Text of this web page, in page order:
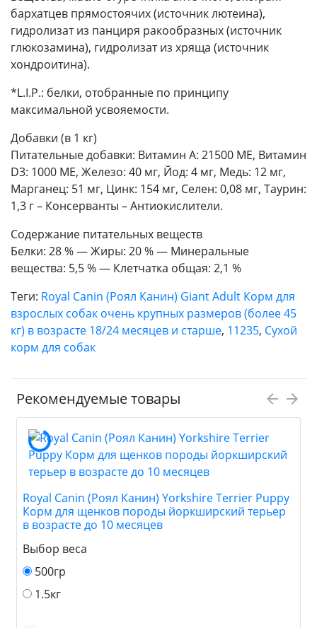
бархатцев прямостоячих (источник лютеина),
гидролизат из панциря ракообразных (источник
глюкозамина), гидролизат из хряща (источник
хондроитина).
*L.I.P.: белки, отобранные по принципу
максимальной усвояемости.
Добавки (в 1 кг)
Питательные добавки: Витамин A: 21500 ME, Витамин
D3: 1000 ME, Железо: 40 мг, Йод: 4 мг, Медь: 12 мг,
Марганец: 51 мг, Цинк: 154 мг, Ceлeн: 0,08 мг, Таурин:
1,3 г – Консерванты – Антиокислители.
Содержание питательных веществ
Белки: 28 % — Жиры: 20 % — Минеральные
вещества: 5,5 % — Клетчатка общая: 2,1 %
Теги: Royal Canin (Роял Канин) Giant Adult Корм для
взрослых собак очень крупных размеров (более 45
кг) в возрасте 18/24 месяцев и старше, 11235, Сухой
корм для собак
Рекомендуемые товары
Royal Canin (Роял Канин) Yorkshire Terrier Puppy
Корм для щенков породы йоркширский терьер
в возрасте до 10 месяцев
Выбор веса
500гр
1.5кг